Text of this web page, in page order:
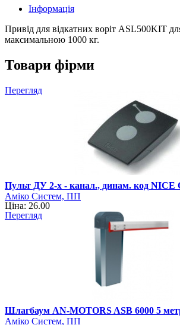
Інформація
Привід для відкатних воріт ASL500KIT
максимальною 1000 кг.
Товари фірми
Перегляд
Пульт ДУ 2-х - канал., динам. код NICE
Аміко Систем, ПП
Ціна: 26.00
Перегляд
Шлагбаум AN-MOTORS ASB 6000 5
Аміко Систем, ПП